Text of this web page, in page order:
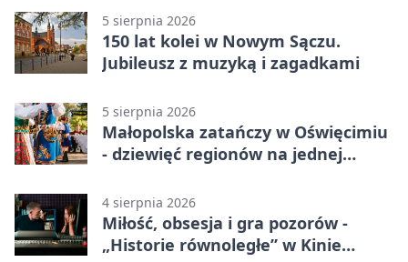
5 sierpnia 2026
150 lat kolei w Nowym Sączu.
Jubileusz z muzyką i zagadkami
5 sierpnia 2026
Małopolska zatańczy w Oświęcimiu
- dziewięć regionów na jednej
4 sierpnia 2026
Miłość, obsesja i gra pozorów -
„Historie równoległe” w Kinie